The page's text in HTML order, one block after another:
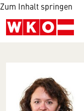
Zum Inhalt springen